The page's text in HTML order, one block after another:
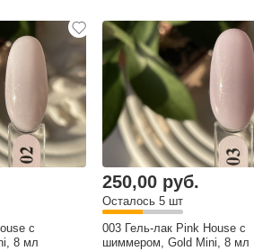
с
8 мл
250,00 руб.
Осталось 5 шт
003 Гель-лак Pink House с
шиммером, Gold Mini, 8 мл